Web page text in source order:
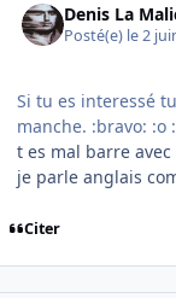
Denis La
Posté(e) le 2
Si tu es interessé
manche. :bravo: :o
t es mal barre
je parle anglais
Citer